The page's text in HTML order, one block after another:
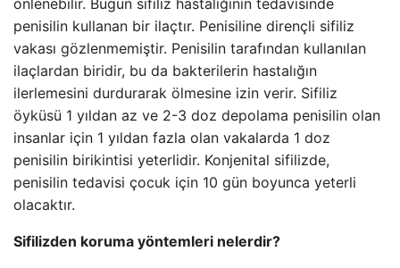
önlenebilir. Bugün sifiliz hastalığının tedavisinde
penisilin kullanan bir ilaçtır. Penisiline dirençli sifiliz
vakası gözlenmemiştir. Penisilin tarafından kullanılan
ilaçlardan biridir, bu da bakterilerin hastalığın
ilerlemesini durdurarak ölmesine izin verir. Sifiliz
öyküsü 1 yıldan az ve 2-3 doz depolama penisilin olan
insanlar için 1 yıldan fazla olan vakalarda 1 doz
penisilin birikintisi yeterlidir. Konjenital sifilizde,
penisilin tedavisi çocuk için 10 gün boyunca yeterli
olacaktır.
Sifilizden koruma yöntemleri nelerdir?